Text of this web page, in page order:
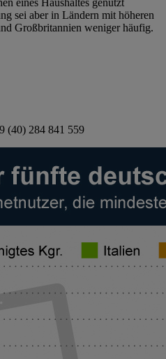
eines Haushaltes genutzt
sei aber in Ländern mit höheren
Großbritannien weniger häufig.
(40) 284 841 559